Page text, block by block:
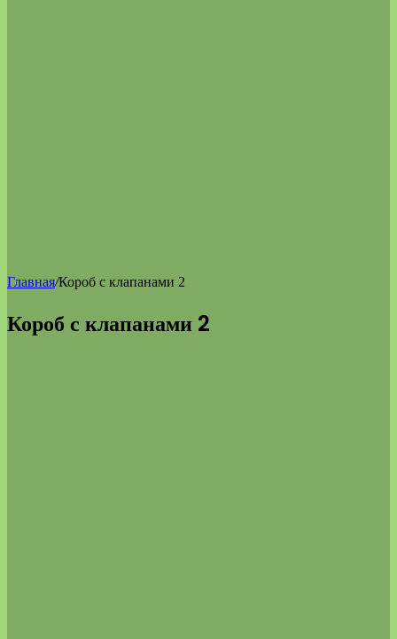
Главная/Короб с клапанами 2
Короб с клапанами 2